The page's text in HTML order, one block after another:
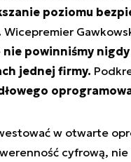
poziomu
Wicepremier
nie powinniśmy
jednej firmy.
w otwarte
cyfrową,